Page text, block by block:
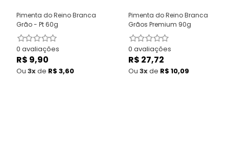
Pimenta do Reino Branca
Grão - Pt 60g
0 avaliações
Preço
normal
R$ 9,90
Ou 3xde R$ 3,60
Pimenta do Reino Branca
Grãos Premium 90g
0 avaliações
Preço
normal
R$ 27,72
Ou 3xde R$ 10,09